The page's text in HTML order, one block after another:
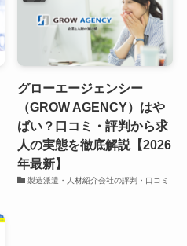
グローエージェンシー
（GROW AGENCY）はや
ばい？口コミ・評判から求
人の実態を徹底解説【2026
年最新】
製造派遣・人材紹介会社の評判・口コミ